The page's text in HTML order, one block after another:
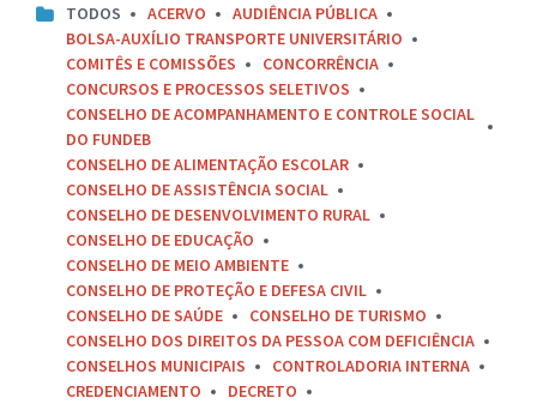
TODOS ACERVO
AUDIÊNCIA PÚBLICA
BOLSA-AUXÍLIO TRANSPORTE UNIVERSITÁRIO
COMITÊS E COMISSÕES
CONCORRÊNCIA
CONCURSOS E PROCESSOS SELETIVOS
CONSELHO DE ACOMPANHAMENTO E CONTROLE SOCIAL
DO FUNDEB
CONSELHO DE ALIMENTAÇÃO ESCOLAR
CONSELHO DE ASSISTÊNCIA SOCIAL
CONSELHO DE DESENVOLVIMENTO RURAL
CONSELHO DE EDUCAÇÃO
CONSELHO DE MEIO AMBIENTE
CONSELHO DE PROTEÇÃO E DEFESA CIVIL
CONSELHO DE SAÚDE
CONSELHO DE TURISMO
CONSELHO DOS DIREITOS DA PESSOA COM DEFICIÊNCIA
CONSELHOS MUNICIPAIS
CONTROLADORIA INTERNA
CREDENCIAMENTO
DECRETO